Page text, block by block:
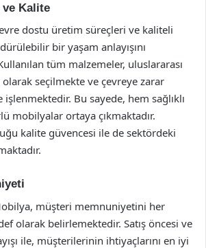
Kalite
dostu üretim süreçleri ve kaliteli
bir yaşam anlayışını
tüm malzemeler, uluslararası
seçilmekte ve çevreye zarar
Bu sayede, hem sağlıklı
mobilyalar ortaya çıkmaktadır.
kalite güvencesi ile de sektördeki
müşteri memnuniyetini her
olarak belirlemektedir. Satış öncesi ve
ile, müşterilerinin ihtiyaçlarını en iyi